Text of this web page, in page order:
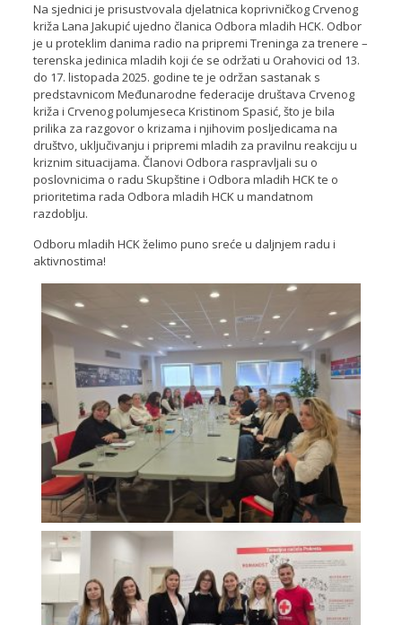
Na sjednici je prisustvovala djelatnica koprivničkog Crvenog
križa Lana Jakupić ujedno članica Odbora mladih HCK. Odbor
je u proteklim danima radio na pripremi Treninga za trenere –
terenska jedinica mladih koji će se održati u Orahovici od 13.
do 17. listopada 2025. godine te je održan sastanak s
predstavnicom Međunarodne federacije društava Crvenog
križa i Crvenog polumjeseca Kristinom Spasić, što je bila
prilika za razgovor o krizama i njihovim posljedicama na
društvo, uključivanju i pripremi mladih za pravilnu reakciju u
kriznim situacijama. Članovi Odbora raspravljali su o
poslovnicima o radu Skupštine i Odbora mladih HCK te o
prioritetima rada Odbora mladih HCK u mandatnom
razdoblju.
Odboru mladih HCK želimo puno sreće u daljnjem radu i
aktivnostima!